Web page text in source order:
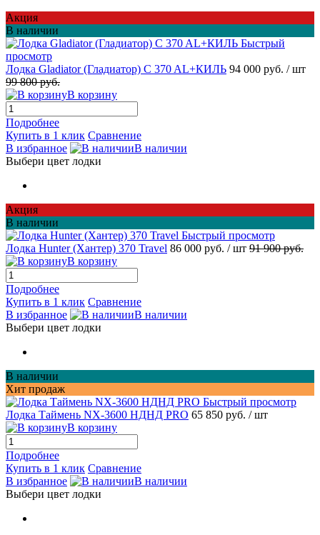
Акция
В наличии
Быстрый
просмотр
Лодка Gladiator (Гладиатор) C 370 AL+КИЛЬ 94 000 руб. / шт
99 800 руб.
В корзину
Подробнее
Купить в 1 клик Сравнение
В избранное
В наличии
Выбери цвет лодки
Акция
В наличии
Быстрый просмотр
Лодка Hunter (Хантер) 370 Travel 86 000 руб. / шт 91 900 руб.
В корзину
Подробнее
Купить в 1 клик Сравнение
В избранное
В наличии
Выбери цвет лодки
В наличии
Хит продаж
Быстрый просмотр
Лодка Таймень NX-3600 НДНД PRO 65 850 руб. / шт
В корзину
Подробнее
Купить в 1 клик Сравнение
В избранное
В наличии
Выбери цвет лодки